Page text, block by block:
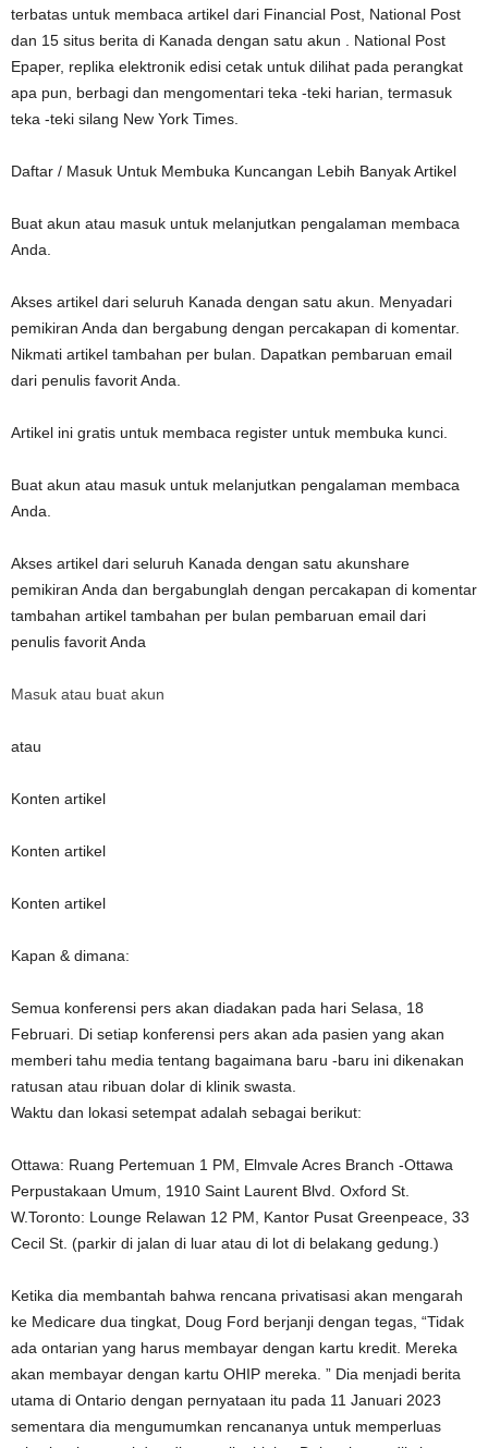
terbatas untuk membaca artikel dari Financial Post, National Post
dan 15 situs berita di Kanada dengan satu akun . National Post
Epaper, replika elektronik edisi cetak untuk dilihat pada perangkat
apa pun, berbagi dan mengomentari teka -teki harian, termasuk
teka -teki silang New York Times.
Daftar / Masuk Untuk Membuka Kuncangan Lebih Banyak Artikel
Buat akun atau masuk untuk melanjutkan pengalaman membaca
Anda.
Akses artikel dari seluruh Kanada dengan satu akun. Menyadari
pemikiran Anda dan bergabung dengan percakapan di komentar.
Nikmati artikel tambahan per bulan. Dapatkan pembaruan email
dari penulis favorit Anda.
Artikel ini gratis untuk membaca register untuk membuka kunci.
Buat akun atau masuk untuk melanjutkan pengalaman membaca
Anda.
Akses artikel dari seluruh Kanada dengan satu akunshare
pemikiran Anda dan bergabunglah dengan percakapan di komentar
tambahan artikel tambahan per bulan pembaruan email dari
penulis favorit Anda
Masuk atau buat akun
atau
Konten artikel
Konten artikel
Konten artikel
Kapan & dimana:
Semua konferensi pers akan diadakan pada hari Selasa, 18
Februari. Di setiap konferensi pers akan ada pasien yang akan
memberi tahu media tentang bagaimana baru -baru ini dikenakan
ratusan atau ribuan dolar di klinik swasta.
Waktu dan lokasi setempat adalah sebagai berikut:
Ottawa: Ruang Pertemuan 1 PM, Elmvale Acres Branch -Ottawa
Perpustakaan Umum, 1910 Saint Laurent Blvd. Oxford St.
W.Toronto: Lounge Relawan 12 PM, Kantor Pusat Greenpeace, 33
Cecil St. (parkir di jalan di luar atau di lot di belakang gedung.)
Ketika dia membantah bahwa rencana privatisasi akan mengarah
ke Medicare dua tingkat, Doug Ford berjanji dengan tegas, “Tidak
ada ontarian yang harus membayar dengan kartu kredit. Mereka
akan membayar dengan kartu OHIP mereka. ” Dia menjadi berita
utama di Ontario dengan pernyataan itu pada 11 Januari 2023
sementara dia mengumumkan rencananya untuk memperluas